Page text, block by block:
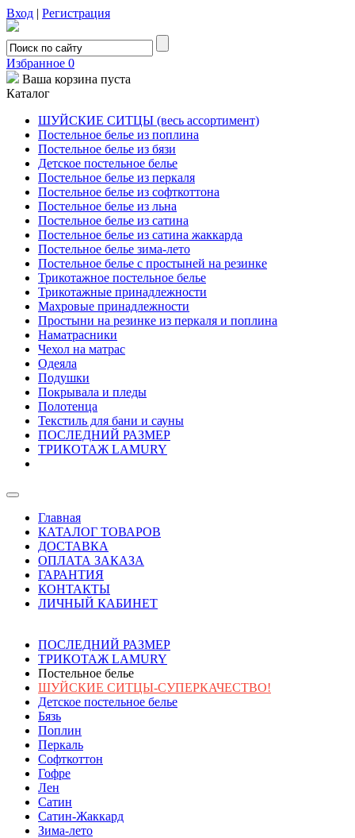
Вход | Регистрация
Избранное 0
Ваша корзина пуста
Каталог
ШУЙСКИЕ СИТЦЫ (весь ассортимент)
Постельное белье из поплина
Постельное белье из бязи
Детское постельное белье
Постельное белье из перкаля
Постельное белье из софткоттона
Постельное белье из льна
Постельное белье из сатина
Постельное белье из сатина жаккарда
Постельное белье зима-лето
Постельное белье с простыней на резинке
Трикотажное постельное белье
Трикотажные принадлежности
Махровые принадлежности
Простыни на резинке из перкаля и поплина
Наматрасники
Чехол на матрас
Одеяла
Подушки
Покрывала и пледы
Полотенца
Текстиль для бани и сауны
ПОСЛЕДНИЙ РАЗМЕР
ТРИКОТАЖ LAMURY
Главная
КАТАЛОГ ТОВАРОВ
ДОСТАВКА
ОПЛАТА ЗАКАЗА
ГАРАНТИЯ
КОНТАКТЫ
ЛИЧНЫЙ КАБИНЕТ
ПОСЛЕДНИЙ РАЗМЕР
ТРИКОТАЖ LAMURY
Постельное белье
ШУЙСКИЕ СИТЦЫ-СУПЕРКАЧЕСТВО!
Детское постельное белье
Бязь
Поплин
Перкаль
Софткоттон
Гофре
Лен
Сатин
Сатин-Жаккард
Зима-лето